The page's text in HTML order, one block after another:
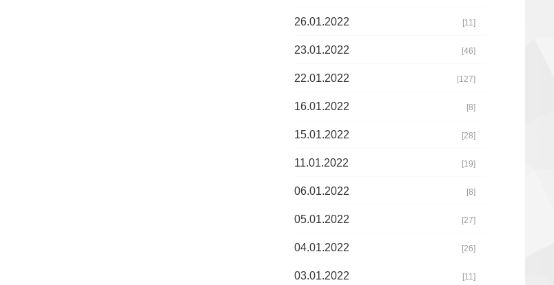
26.01.2022 [11]
23.01.2022 [46]
22.01.2022 [127]
16.01.2022 [8]
15.01.2022 [28]
11.01.2022 [19]
06.01.2022 [8]
05.01.2022 [27]
04.01.2022 [26]
03.01.2022 [11]